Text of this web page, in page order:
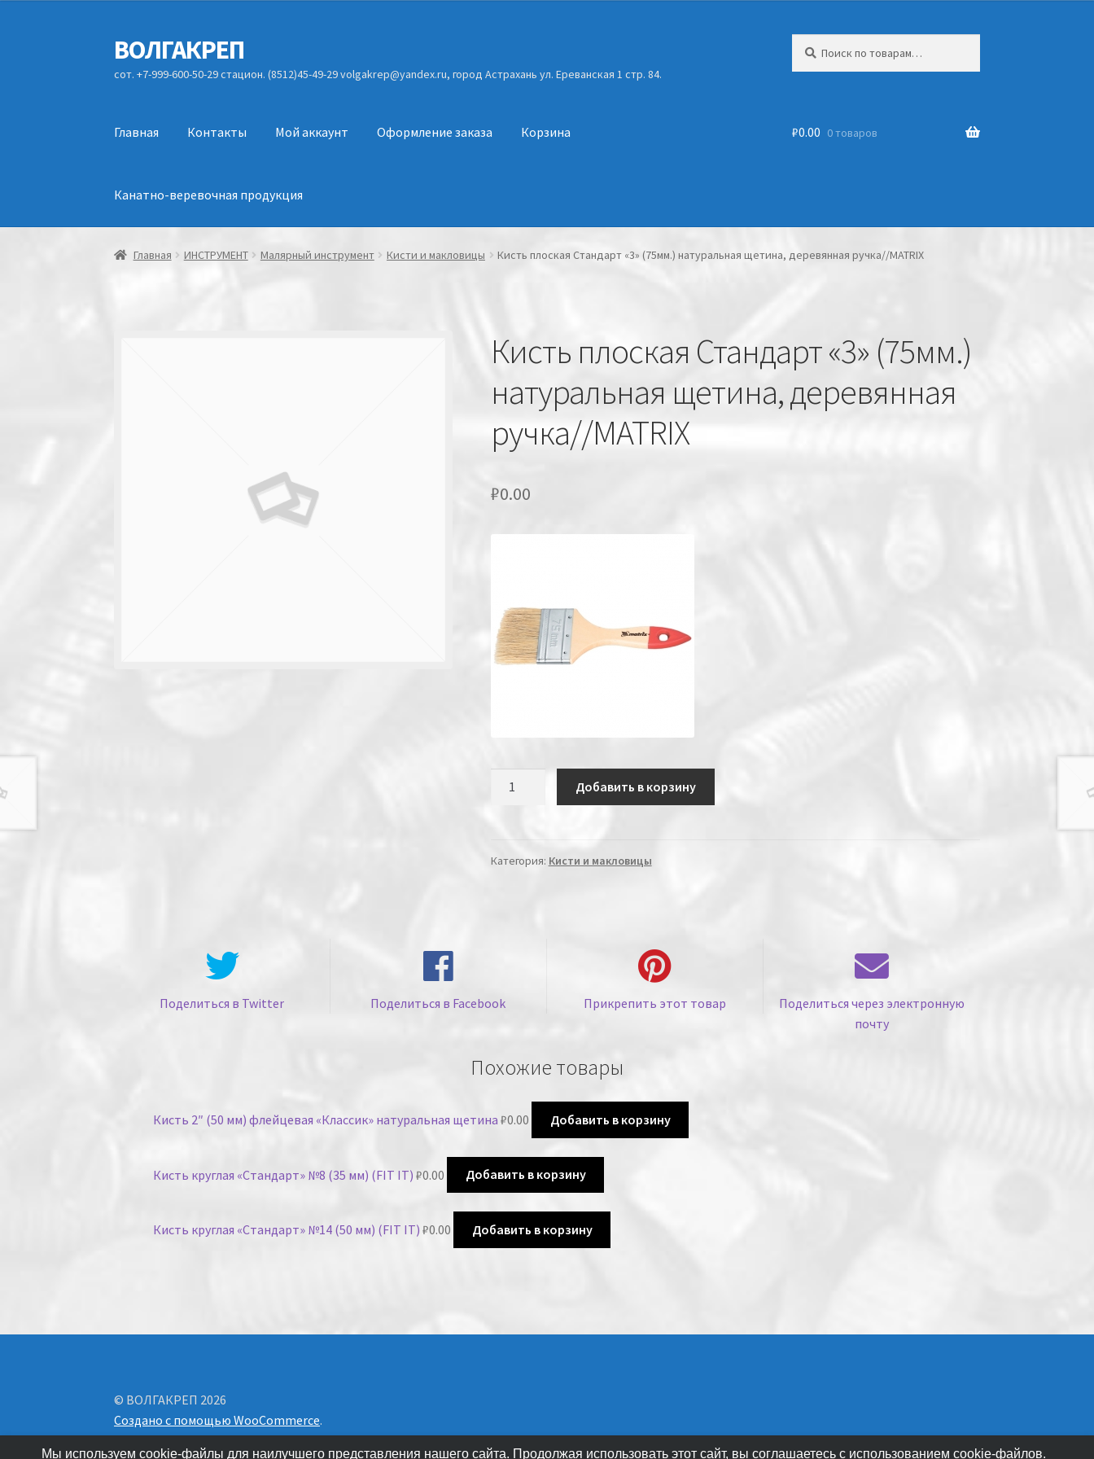
Перейти
к
навигации
Перейти
к
содержимому
ВОЛГАКРЕП
сот. +7-999-600-50-29 стацион. (8512)45-49-29 volgakrep@yandex.ru, город Астрахань ул. Ереванская 1 стр. 84.
Главная Контакты Мой аккаунт Оформление заказа Корзина
Канатно-веревочная продукция
₽0.00 0 товаров
Главная ИНСТРУМЕНТ Малярный инструмент Кисти и макловицы Кисть плоская Стандарт «3» (75мм.) натуральная щетина, деревянная ручка//MATRIX
Кисть плоская Стандарт «3» (75мм.)
натуральная щетина, деревянная
ручка//MATRIX
₽0.00
Добавить в корзину
Категория: Кисти и макловицы
Поделиться в Twitter Поделиться в Facebook Прикрепить этот товар
Поделиться через электронную
почту
Похожие товары
Кисть 2″ (50 мм) флейцевая «Классик» натуральная щетина ₽0.00 Добавить в корзину
Кисть круглая «Стандарт» №8 (35 мм) (FIT IT) ₽0.00 Добавить в корзину
Кисть круглая «Стандарт» №14 (50 мм) (FIT IT) ₽0.00 Добавить в корзину
© ВОЛГАКРЕП 2026
Создано с помощью WooCommerce.
Мы используем cookie-файлы для наилучшего представления нашего сайта. Продолжая использовать этот сайт, вы соглашаетесь с использованием cookie-файлов.